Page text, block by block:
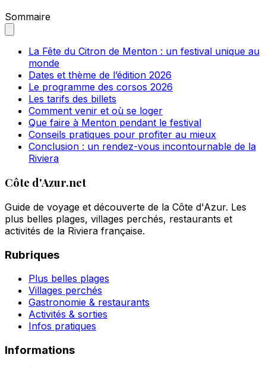
Sommaire
La Fête du Citron de Menton : un festival unique au
monde
Dates et thème de l’édition 2026
Le programme des corsos 2026
Les tarifs des billets
Comment venir et où se loger
Que faire à Menton pendant le festival
Conseils pratiques pour profiter au mieux
Conclusion : un rendez-vous incontournable de la
Riviera
Côte d'Azur.net
Guide de voyage et découverte de la Côte d'Azur. Les
plus belles plages, villages perchés, restaurants et
activités de la Riviera française.
Rubriques
Plus belles plages
Villages perchés
Gastronomie & restaurants
Activités & sorties
Infos pratiques
Informations